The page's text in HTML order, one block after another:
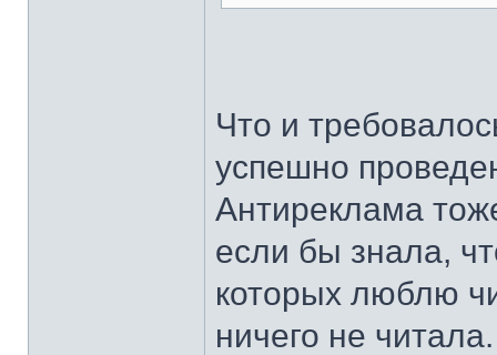
Что и
успешно
Антиреклама
если бы знала,
которых люблю
ничего не